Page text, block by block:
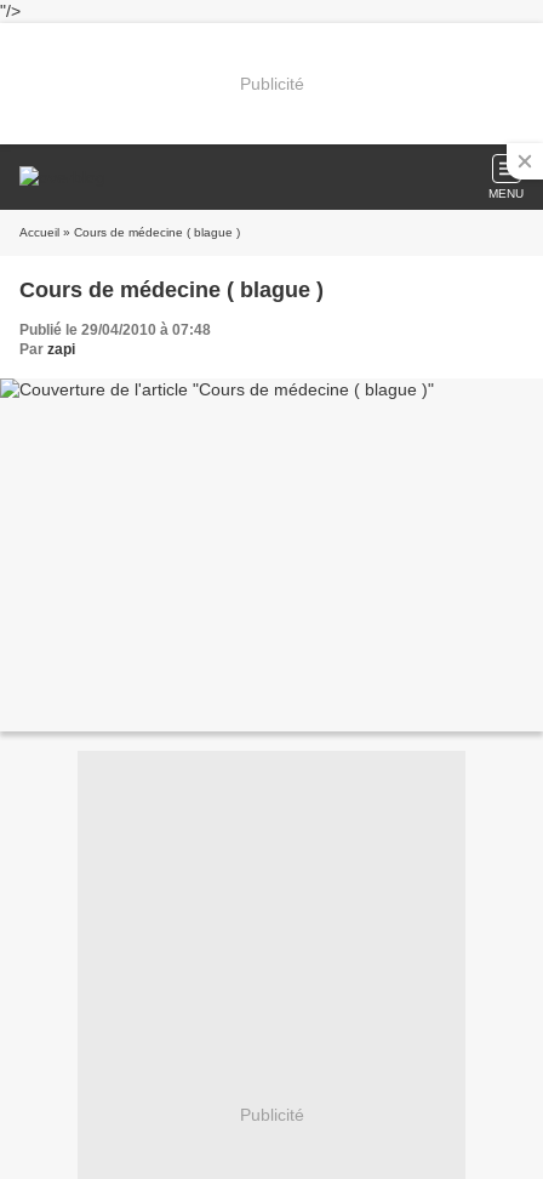
"/>
Publicité
MENU
Accueil » Cours de médecine ( blague )
Cours de médecine ( blague )
Publié le 29/04/2010 à 07:48
Par zapi
Publicité